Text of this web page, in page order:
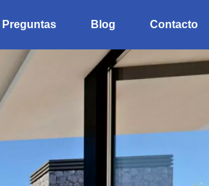
Preguntas Blog Contacto